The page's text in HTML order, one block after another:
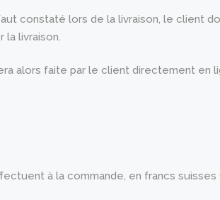
constaté lors de la livraison, le client
livraison.
alors faite par le client directement en
à la commande, en francs suisses